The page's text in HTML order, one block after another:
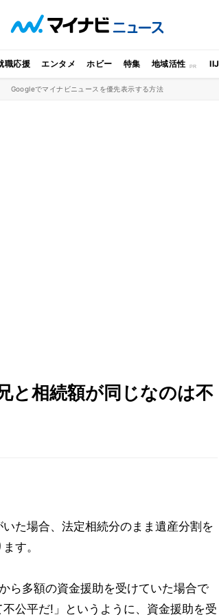
職応援 エンタメ ホビー 特集 地域活性 IIJ
Googleでマイナビニュースを優先表示する方法
と相続額が同じなのは不
た場合、法定相続分のまま遺産分割を
す。
ら多額の資金援助を受けていた場合で
公平だ!」というように、資金援助を受